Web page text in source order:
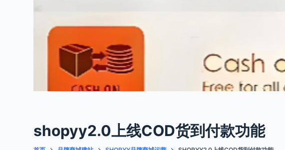
shopyy2.0上线COD货到付款功能